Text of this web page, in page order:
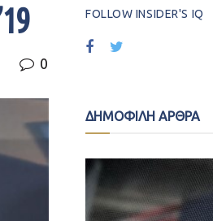
0
FOLLOW INSIDER'S IQ
ΔΗΜΟΦΙΛΗ ΑΡΘΡΑ